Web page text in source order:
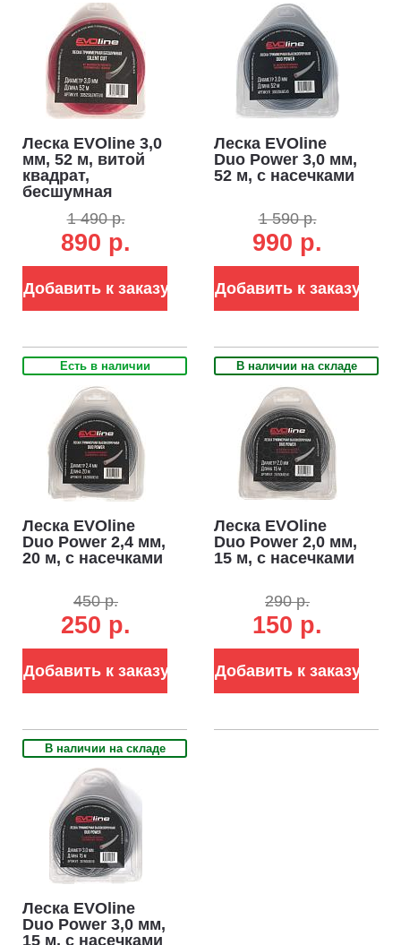
Леска EVOline 3,0
мм, 52 м, витой
квадрат,
бесшумная
1 490 р.
890 р.
Добавить к заказу
Леска EVOline
Duo Power 3,0 мм,
52 м, с насечками
1 590 р.
990 р.
Добавить к заказу
Есть в наличии
Леска EVOline
Duo Power 2,4 мм,
20 м, с насечками
450 р.
250 р.
Добавить к заказу
В наличии на складе
Леска EVOline
Duo Power 2,0 мм,
15 м, с насечками
290 р.
150 р.
Добавить к заказу
В наличии на складе
Леска EVOline
Duo Power 3,0 мм,
15 м, с насечками